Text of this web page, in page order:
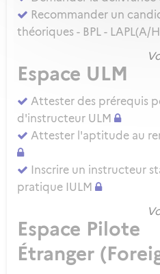
Recommander un
théoriques - BPL - LAPL(A/
Espace ULM
Attester des prérequis
d'instructeur ULM
Attester l'aptitude au
Inscrire un instructeur
pratique IULM
Espace Pilote
Étranger